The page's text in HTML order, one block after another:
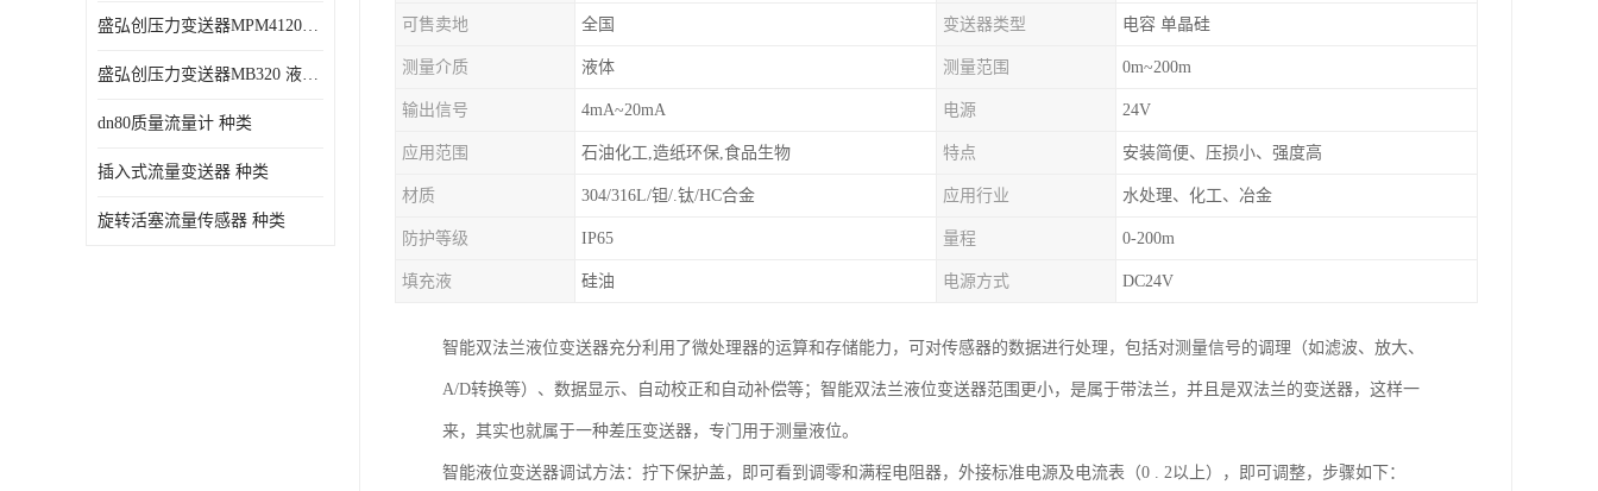
盛弘创压力变送器MPM4120C 液体压力传感器负压计
盛弘创压力变送器MB320 液体压力传感器负压计
dn80质量流量计 种类
插入式流量变送器 种类
旋转活塞流量传感器 种类
可售卖地 全国 变送器类型 电容 单晶硅
测量介质 液体 测量范围 0m~200m
输出信号 4mA~20mA 电源 24V
应用范围 石油化工,造纸环保,食品生物 特点 安装简便、压损小、强度高
材质 304/316L/钽/.钛/HC合金 应用行业 水处理、化工、冶金
防护等级 IP65 量程 0-200m
填充液 硅油 电源方式 DC24V
智能双法兰液位变送器充分利用了微处理器的运算和存储能力，可对传感器的数据进行处理，包括对测量信号的调理（如滤波、放大、
A/D转换等）、数据显示、自动校正和自动补偿等；智能双法兰液位变送器范围更小，是属于带法兰，并且是双法兰的变送器，这样一
来，其实也就属于一种差压变送器，专门用于测量液位。
智能液位变送器调试方法：拧下保护盖，即可看到调零和满程电阻器，外接标准电源及电流表（0 . 2以上），即可调整，步骤如下：